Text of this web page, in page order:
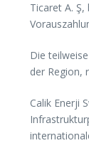
Ticaret A.
Die
der Region,
Calik Enerji